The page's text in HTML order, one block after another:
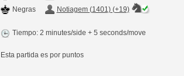
Negras
Notiagem (1401) (+19)
Tiempo: 2 minutes/side + 5 seconds/move
Esta partida es por puntos